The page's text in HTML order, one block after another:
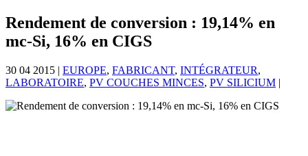
Rendement de conversion : 19,14% en
mc-Si, 16% en CIGS
30 04 2015 | EUROPE, FABRICANT, INTÉGRATEUR,
LABORATOIRE, PV COUCHES MINCES, PV SILICIUM |